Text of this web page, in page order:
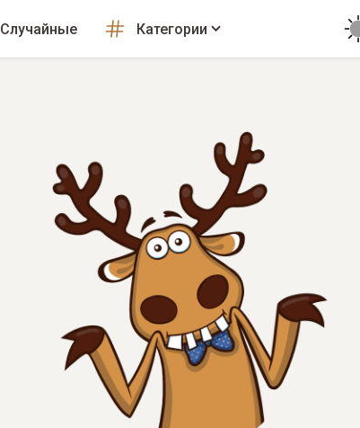
Случайные Категории